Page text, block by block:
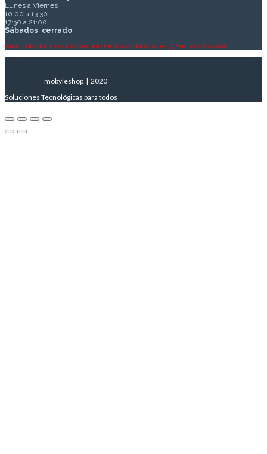
Lunes a Viernes
10:00 a 13:30
17:30 a 21:00
Sábados cerrado
Para todos los Centros Cerrado Festivos Nacionales y Festivos Locales
mobyleshop | 2020
Soluciones Tecnológicas para todos